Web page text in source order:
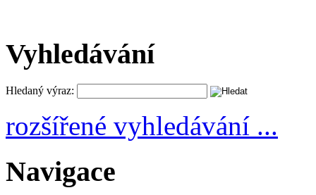
Vyhledávání
Hledaný výraz:
rozšířené vyhledávání ...
Navigace